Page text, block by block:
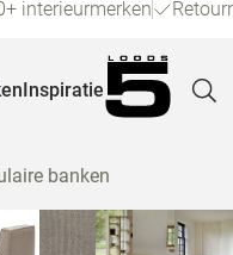
interieurmerken
Inspiratie
banken